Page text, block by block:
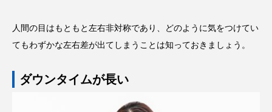
人間の目はもともと左右非対称であり、どのように気をつけてい
てもわずかな左右差が出てしまうことは知っておきましょう。
ダウンタイムが長い